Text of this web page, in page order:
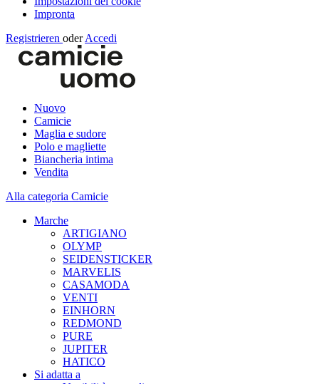
Impronta
Registrieren oder Accedi
Nuovo
Camicie
Maglia e sudore
Polo e magliette
Biancheria intima
Vendita
Alla categoria Camicie
Marche
ARTIGIANO
OLYMP
SEIDENSTICKER
MARVELIS
CASAMODA
VENTI
EINHORN
REDMOND
PURE
JUPITER
HATICO
Si adatta a